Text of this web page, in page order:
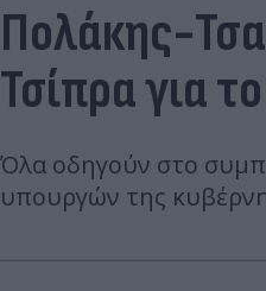
Πολάκης-
Τσίπρα για
Όλα οδηγούν στο
υπουργών της